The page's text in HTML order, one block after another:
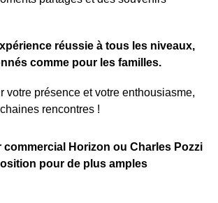
réussie à tous les niveaux,
comme pour les familles.
votre présence et votre enthousiasme,
rencontres !
commercial Horizon ou Charles Pozzi
pour de plus amples